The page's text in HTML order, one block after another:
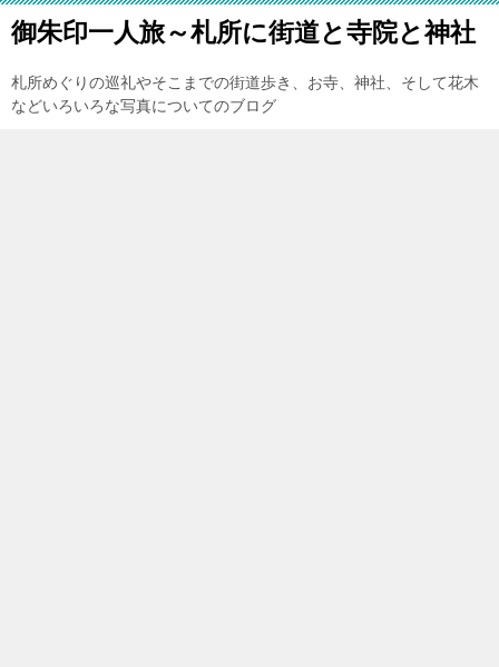
御朱印一人旅～札所に街道と寺院と神社
札所めぐりの巡礼やそこまでの街道歩き、お寺、神社、そして花木
などいろいろな写真についてのブログ